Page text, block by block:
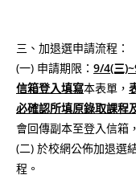
三、加退選申請流程：
(一) 申請期限： 9/4(三
信箱登入填寫本表單，
必確認所填原錄取課程
會回傳副本至登入信箱
(二) 於校網公佈加退選
程。